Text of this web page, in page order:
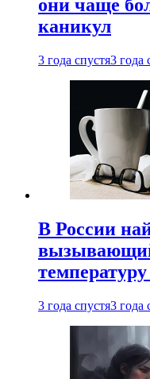
они чаще
каникул
3 года спустя3 года
В России
3 года спустя3 года